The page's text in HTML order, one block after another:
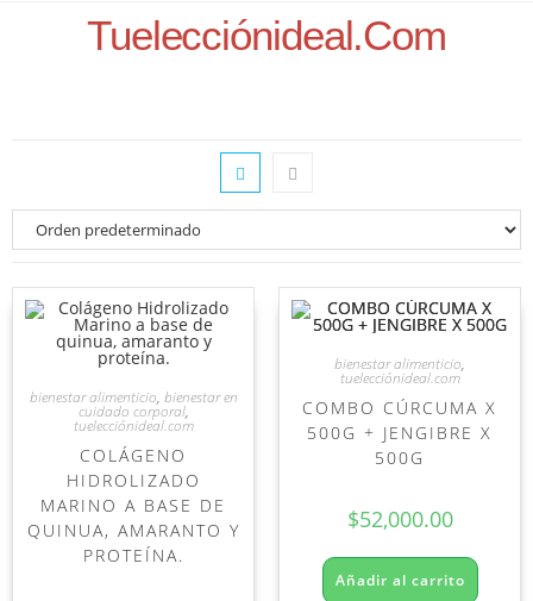
Tuelecciónideal.com
bienestar alimenticio, bienestar en
cuidado corporal,
tuelecciónideal.com
COLÁGENO
HIDROLIZADO
MARINO A BASE DE
QUINUA, AMARANTO Y
PROTEÍNA.
bienestar alimenticio,
tuelecciónideal.com
COMBO CÚRCUMA X
500G + JENGIBRE X
500G
$52,000.00
Añadir al carrito